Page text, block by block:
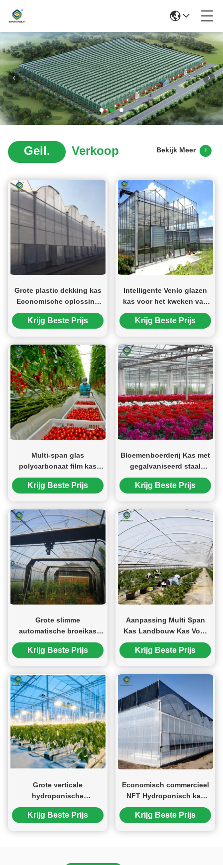
Geil. Verkoop Bekijk Meer
Grote plastic dekking kas
Economische oplossing
voor de landbouw
Krijg Beste Prijs
Intelligente Venlo glazen
kas voor het kweken van
aardappelen
Krijg Beste Prijs
Multi-span glas
polycarbonaat film kas
voor tomaten planten
Krijg Beste Prijs
Bloemenboerderij Kas met
gegalvaniseerd staal
Ruimte Raster Frame
Geautomatiseerde
Krijg Beste Prijs
Grote slimme
automatische broeikas
voor landbouw
Krijg Beste Prijs
Aanpassing Multi Span
Kas Landbouw Kas Voor
Bessen
Krijg Beste Prijs
Grote verticale
hydroponische
kweekhuizen zonder
bodem
Krijg Beste Prijs
Economisch commercieel
NFT Hydroponisch kas
Plastic film kas
Krijg Beste Prijs